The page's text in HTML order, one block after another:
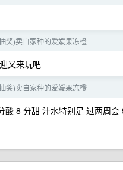
奖)卖自家种的爱媛果冻橙
又来玩吧
奖)卖自家种的爱媛果冻橙
酸 8 分甜 汁水特别足 过两周会